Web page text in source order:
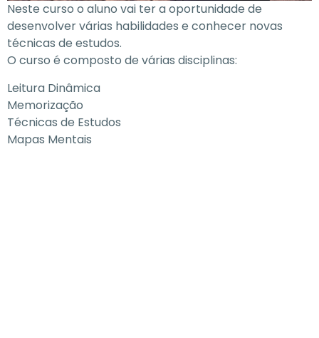
Neste curso o aluno vai ter a oportunidade de
desenvolver várias habilidades e conhecer novas
técnicas de estudos.
O curso é composto de várias disciplinas:
Leitura Dinâmica
Memorização
Técnicas de Estudos
Mapas Mentais